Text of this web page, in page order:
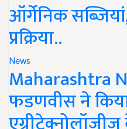
ऑर्गेनिक
प्रक्रिया..
News
Maharashtra
फडणवीस ने